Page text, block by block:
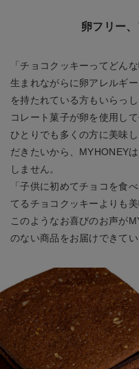
卵フリー
「チョコクッキーってどんな
生まれながらに卵アレルギ
を持たれている方もいらっ
コレート菓子が卵を使用し
ひとりでも多くの方に美味
だきたいから、MYHONEY
しません。
「子供に初めてチョコを食
てるチョコクッキーよりも美
このようなお喜びのお声が
のない商品をお届けできてい